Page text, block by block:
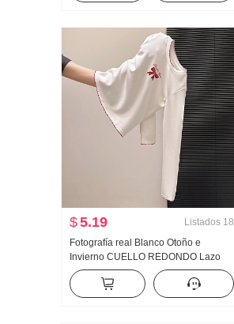
redondo Suéter de punto
$5.19 Listados 18
Fotografía real Blanco Otoño e
Invierno CUELLO REDONDO Lazo
Estampado Camiseta Interior Interior
Partido Forrado Manga Larga
Camiseta Ajustado Top Mujer